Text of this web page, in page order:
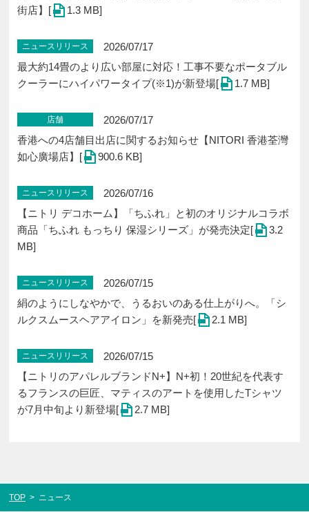
街店】[
1.3 MB]
ニュースリリース
2026/07/17
最大約14畳のより広い部屋に対応！工事不要なポータブル
クーラーにハイパワータイプ(※1)が新登場[
1.7 MB]
店舗
2026/07/17
香港への4店舗目出店に関するお知らせ【NITORI 香港荃灣
如心廣場店】[
900.6 KB]
ニュースリリース
2026/07/16
【ニトリ デコホーム】「ちふれ」と初のオリジナルコラボ
商品「ちふれ もっちり 保湿シリーズ」が発売決定[
3.2
MB]
ニュースリリース
2026/07/15
絹のようにしなやかで、うるおいのある仕上がりへ。「シ
ルクスムースヘアアイロン」を新発売[
2.1 MB]
ニュースリリース
2026/07/15
【ニトリのアパレルブランドN+】N+初！20世紀を代表す
るフランスの巨匠、マティスのアートを使用したTシャツ
が7月中旬より新登場[
2.7 MB]
TOP > ニュース